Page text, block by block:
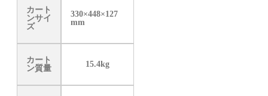
カート
ンサイ
ズ
330×448×127
mm
カート
ン質量
15.4kg